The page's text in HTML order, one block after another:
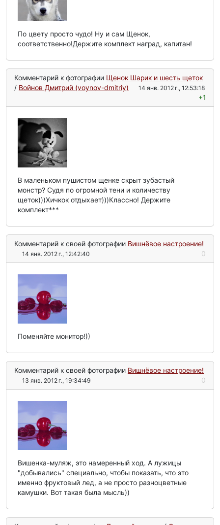
По цвету просто чудо! Ну и сам Щенок,
соответственно!Держите комплект наград, капитан!
Комментарий к фотографии Щенок Шарик и шесть щеток
/ Войнов Дмитрий (voynov-dmitriy) 14 янв. 2012 г., 12:53:18
+1
В маленьком пушистом щенке скрыт зубастый
монстр? Судя по огромной тени и количеству
щеток)))Хичкок отдыхает)))Классно! Держите
комплект***
Комментарий к своей фотографии Вишнёвое настроение!
14 янв. 2012 г., 12:42:40 0
Поменяйте монитор!))
Комментарий к своей фотографии Вишнёвое настроение!
13 янв. 2012 г., 19:34:49 0
Вишенка-муляж, это намеренный ход. А лужицы
"добывались" специально, чтобы показать, что это
именно фруктовый лед, а не просто разноцветные
камушки. Вот такая была мысль))